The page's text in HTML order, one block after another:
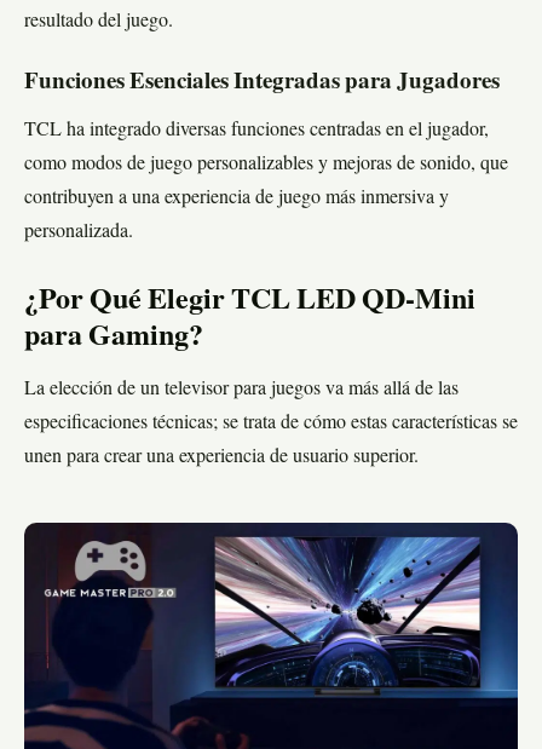
resultado del juego.
Funciones Esenciales Integradas para Jugadores
TCL ha integrado diversas funciones centradas en el jugador,
como modos de juego personalizables y mejoras de sonido, que
contribuyen a una experiencia de juego más inmersiva y
personalizada.
¿Por Qué Elegir TCL LED QD-Mini
para Gaming?
La elección de un televisor para juegos va más allá de las
especificaciones técnicas; se trata de cómo estas características se
unen para crear una experiencia de usuario superior.